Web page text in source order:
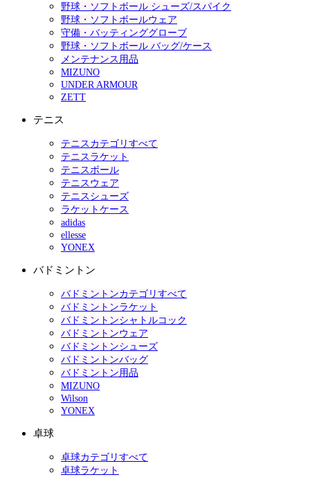
野球・ソフトボール シューズ/スパイク
野球・ソフトボールウェア
守備・バッティンググローブ
野球・ソフトボール バッグ/ケース
メンテナンス用品
MIZUNO
UNDER ARMOUR
ZETT
テニス
テニスカテゴリすべて
テニスラケット
テニスボール
テニスウェア
テニスシューズ
ラケットケース
adidas
ellesse
YONEX
バドミントン
バドミントンカテゴリすべて
バドミントンラケット
バドミントンシャトルコック
バドミントンウェア
バドミントンシューズ
バドミントンバッグ
バドミントン用品
MIZUNO
Wilson
YONEX
卓球
卓球カテゴリすべて
卓球ラケット